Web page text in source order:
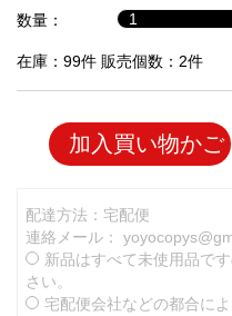
数量：
在庫：99件 販売個数：2件
加入買い物かご
配達方法：宅配便
連絡メール：
新品はすべて未使用品で
さい。
宅配便会社などの都合に